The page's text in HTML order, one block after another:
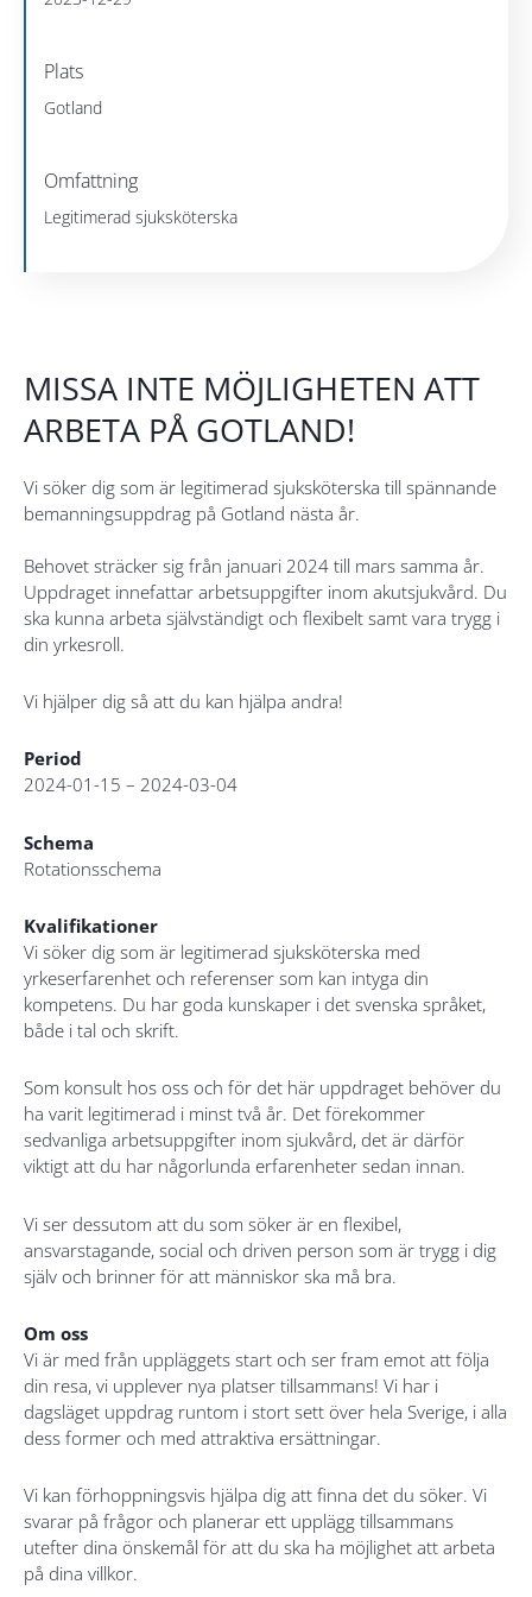
Plats
Gotland
Omfattning
Legitimerad sjuksköterska
MISSA INTE MÖJLIGHETEN ATT
ARBETA PÅ GOTLAND!
Vi söker dig som är legitimerad sjuksköterska till spännande
bemanningsuppdrag på Gotland nästa år.
Behovet sträcker sig från januari 2024 till mars samma år.
Uppdraget innefattar arbetsuppgifter inom akutsjukvård. Du
ska kunna arbeta självständigt och flexibelt samt vara trygg i
din yrkesroll.
Vi hjälper dig så att du kan hjälpa andra!
Period
2024-01-15 – 2024-03-04
Schema
Rotationsschema
Kvalifikationer
Vi söker dig som är legitimerad sjuksköterska med
yrkeserfarenhet och referenser som kan intyga din
kompetens. Du har goda kunskaper i det svenska språket,
både i tal och skrift.
Som konsult hos oss och för det här uppdraget behöver du
ha varit legitimerad i minst två år. Det förekommer
sedvanliga arbetsuppgifter inom sjukvård, det är därför
viktigt att du har någorlunda erfarenheter sedan innan.
Vi ser dessutom att du som söker är en flexibel,
ansvarstagande, social och driven person som är trygg i dig
själv och brinner för att människor ska må bra.
Om oss
Vi är med från uppläggets start och ser fram emot att följa
din resa, vi upplever nya platser tillsammans! Vi har i
dagsläget uppdrag runtom i stort sett över hela Sverige, i alla
dess former och med attraktiva ersättningar.
Vi kan förhoppningsvis hjälpa dig att finna det du söker. Vi
svarar på frågor och planerar ett upplägg tillsammans
utefter dina önskemål för att du ska ha möjlighet att arbeta
på dina villkor.